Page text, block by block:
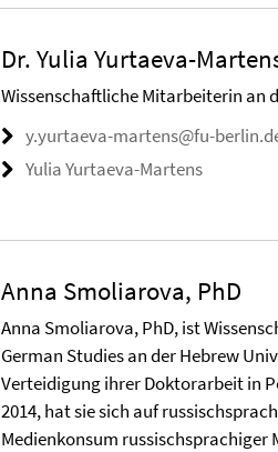
Dr. Yulia Yurtaeva-
Wissenschaftliche Mitarbeiterin an
y.yurtaeva-martens@fu-
Yulia Yurtaeva-Martens
Anna Smoliarova, PhD
Anna Smoliarova, PhD, ist
German Studies an der Hebrew
Verteidigung ihrer Doktorarbeit in
2014, hat sie sich auf
Medienkonsum